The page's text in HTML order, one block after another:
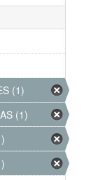
(1)
(1)